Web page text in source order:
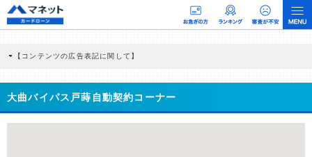
【コンテンツの広告表記に関して】
商品を根拠なくPRするものではなく、当編集部の調査／ユーザーへの口コミ収集な
どに基づき、公平性を担保した情報提供を行っています。
>提携企業一覧
大曲バイパス戸蒔自動契約コーナー